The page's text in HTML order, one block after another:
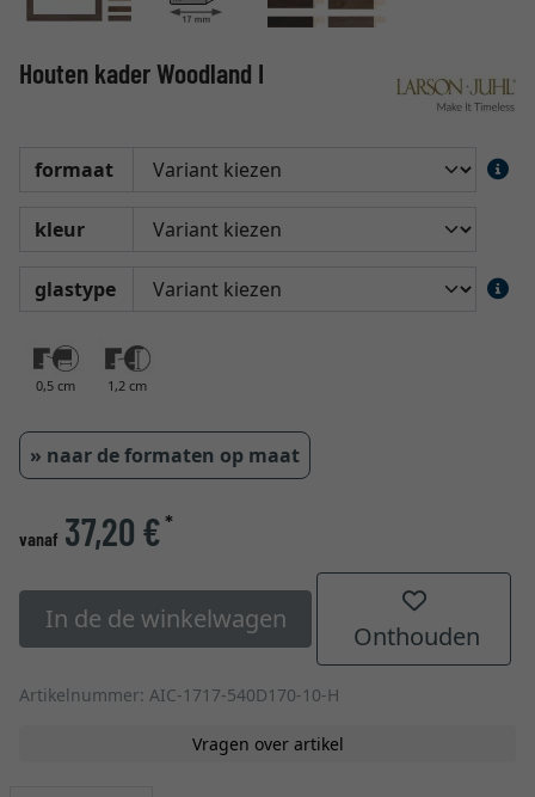
Houten kader Woodland I
formaat
kleur
glastype
0,5 cm 1,2 cm
» naar de formaten op maat
vanaf 37,20 €*
In de de winkelwagen
Onthouden
Artikelnummer: AIC-1717-540D170-10-H
Vragen over artikel